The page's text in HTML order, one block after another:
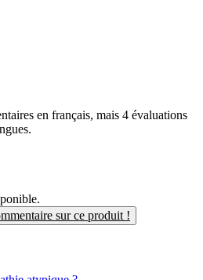
en français, mais 4 évaluations
sur ce produit !